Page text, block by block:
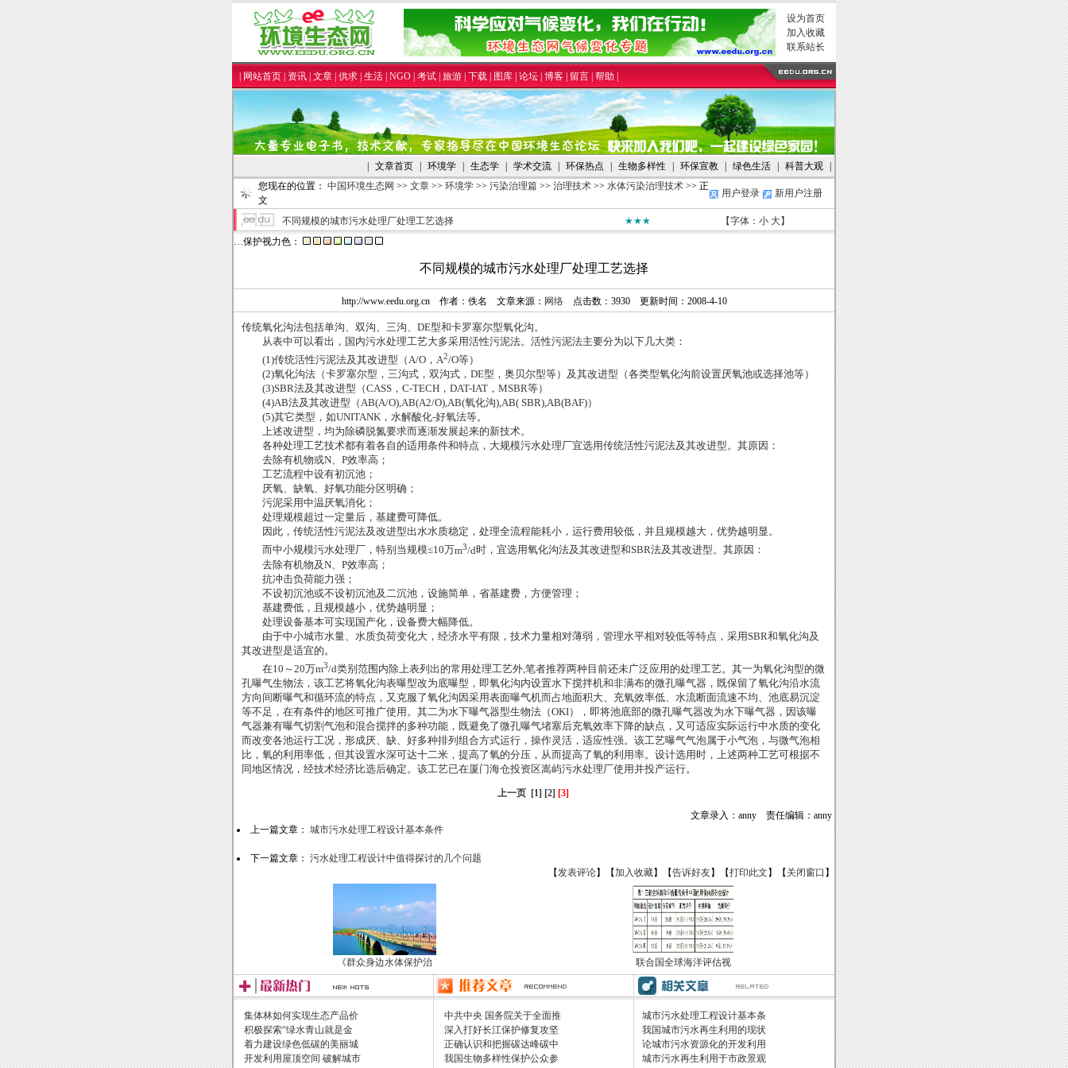
设为首页
加入收藏
联系站长
网站首页 资讯 文章 供求 生活 NGO 考试 旅游 下载 图库 论坛 博客 留言 帮助
文章首页 环境学 生态学 学术交流 环保热点 生物多样性 环保宣教 绿色生活 科普大观
您现在的位置： 中国环境生态网 >> 文章 >> 环境学 >> 污染治理篇 >> 治理技术 >> 水体污染治理技术 >> 正
文
用户登录 新用户注册
不同规模的城市污水处理厂处理工艺选择 ★★★ 【字体： 小 大】
…保护视力色：
不同规模的城市污水处理厂处理工艺选择
http://www.eedu.org.cn 作者：佚名 文章来源： 网络点击数： 3930 更新时间：2008-4-10
传统氧化沟法包括单沟、双沟、三沟、 DE型和卡罗塞尔型氧化沟。
从表中可以看出，国内污水处理工艺大多采用活性污泥法。活性污泥法主要分为以下几大类：
(1)传统活性污泥法及其改进型（A/O ， A2/O等）
(2)氧化沟法（卡罗塞尔型，三沟式，双沟式， DE型，奥贝尔型等）及其改进型（各类型氧化沟前设置厌氧池或选择池等）
(3)SBR法及其改进型（CASS ， C-TECH ， DAT-IAT ， MSBR等）
(4)AB法及其改进型（AB(A/O),AB(A2/O),AB(氧化沟),AB( SBR),AB(BAF)）
(5)其它类型，如UNITANK ，水解酸化-好氧法等。
上述改进型，均为除磷脱氮要求而逐渐发展起来的新技术。
各种处理工艺技术都有着各自的适用条件和特点，大规模污水处理厂宜选用传统活性污泥法及其改进型。其原因：
去除有机物或N、 P效率高；
工艺流程中设有初沉池；
厌氧、缺氧、好氧功能分区明确；
污泥采用中温厌氧消化；
处理规模超过一定量后，基建费可降低。
因此，传统活性污泥法及改进型出水水质稳定，处理全流程能耗小，运行费用较低，并且规模越大，优势越明显。
而中小规模污水处理厂，特别当规模≤10 万m3/d时，宜选用氧化沟法及其改进型和SBR法及其改进型。其原因：
去除有机物及N P效率高；
抗冲击负荷能力强；
不设初沉池或不设初沉池及二沉池，设施简单，省基建费，方便管理；
基建费低，且规模越小，优势越明显；
处理设备基本可实现国产化，设备费大幅降低。
由于中小城市水量、水质负荷变化大，经济水平有限，技术力量相对薄弱，管理水平相对较低等特点，采用SBR和氧化沟及
其改进型是适宜的。
在10 ～ 20万m3/d类别范围内除上表列出的常用处理工艺外,笔者推荐两种目前还未广泛应用的处理工艺。其一为氧化沟型的微
孔曝气生物法，该工艺将氧化沟表曝型改为底曝型，即氧化沟内设置水下搅拌机和非满布的微孔曝气器，既保留了氧化沟沿水流
方向间断曝气和循环流的特点，又克服了氧化沟因采用表面曝气机而占地面积大、充氧效率低、水流断面流速不均、池底易沉淀
等不足，在有条件的地区可推广使用。其二为水下曝气器型生物法（OKI），即将池底部的微孔曝气器改为水下曝气器，因该曝
气器兼有曝气切割气泡和混合搅拌的多种功能，既避免了微孔曝气堵塞后充氧效率下降的缺点，又可适应实际运行中水质的变化
而改变各池运行工况，形成厌、缺、好多种排列组合方式运行，操作灵活，适应性强。该工艺曝气气泡属于小气泡，与微气泡相
比，氧的利用率低，但其设置水深可达十二米 ，提高了氧的分压，从而提高了氧的利用率。设计选用时，上述两种工艺可根据不
同地区情况，经技术经济比选后确定。该工艺已在厦门海仓投资区嵩屿污水处理厂使用并投产运行。
上一页 [1] [2] [3]
文章录入：anny 责任编辑：anny
上一篇文章： 城市污水处理工程设计基本条件
下一篇文章： 污水处理工程设计中值得探讨的几个问题
【发表评论】【加入收藏】【告诉好友】【打印此文 】【 关闭窗口 】
《群众身边水体保护治 联合国全球海洋评估视
集体林如何实现生态产品价
积极探索“绿水青山就是金
着力建设绿色低碳的美丽城
开发利用屋顶空间 破解城市
中共中央 国务院关于全面推
深入打好长江保护修复攻坚
正确认识和把握碳达峰碳中
我国生物多样性保护公众参
城市污水处理工程设计基本条
我国城市污水再生利用的现状
论城市污水资源化的开发利用
城市污水再生利用于市政景观